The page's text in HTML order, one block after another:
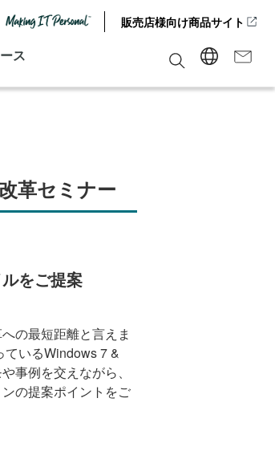
販売店様向け商品サイト
ス
革セミナー
をご提案
の最短距離と言えま
いるWindows 7 &
事例を交えながら、
の提案ポイントをご